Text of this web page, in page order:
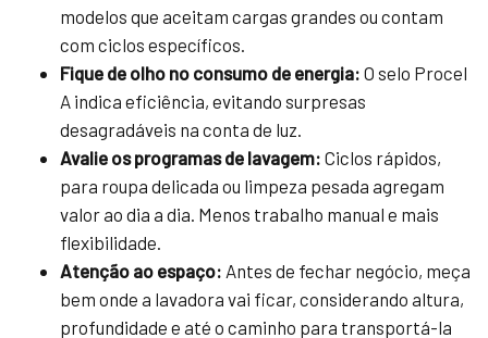
modelos que aceitam cargas grandes ou contam
com ciclos específicos.
Fique de olho no consumo de energia: O selo Procel
A indica eficiência, evitando surpresas
desagradáveis na conta de luz.
Avalie os programas de lavagem: Ciclos rápidos,
para roupa delicada ou limpeza pesada agregam
valor ao dia a dia. Menos trabalho manual e mais
flexibilidade.
Atenção ao espaço: Antes de fechar negócio, meça
bem onde a lavadora vai ficar, considerando altura,
profundidade e até o caminho para transportá-la